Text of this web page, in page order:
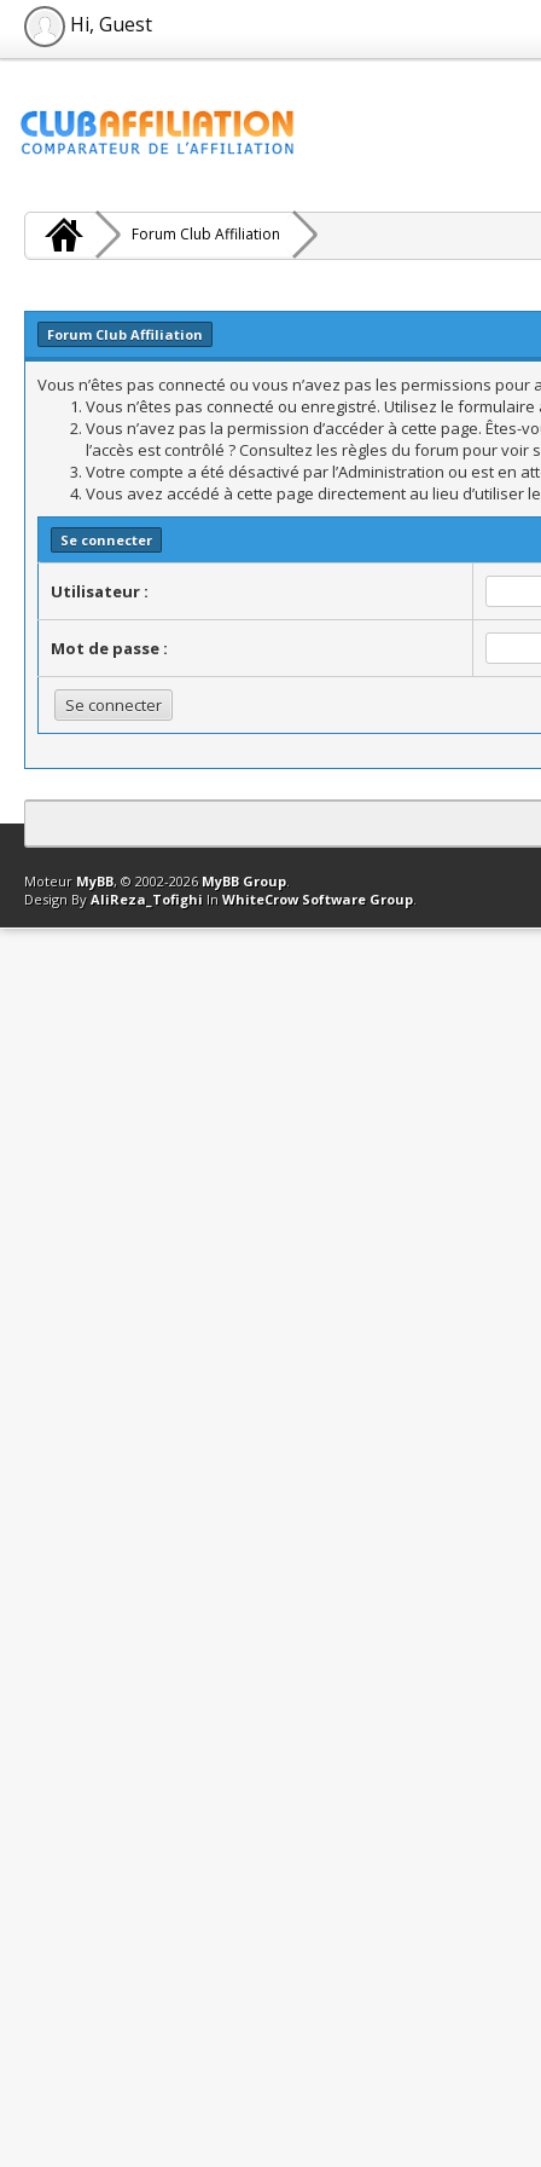
Hi, Guest
Forum Club Affiliation
Forum Club Affiliation
Vous n’êtes pas connecté ou vous n’avez pas les permissions
Vous n’êtes pas connecté ou enregistré. Utilisez le
Vous n’avez pas la permission d’accéder à cette page. Êtes-
l’accès est contrôlé ? Consultez les règles du forum pour
Votre compte a été désactivé par l’Administration ou est en
Vous avez accédé à cette page directement au lieu d’utiliser
Se connecter
Utilisateur :
Mot de passe :
Contact Club Affiliation Retourner en haut Version bas-débit
Moteur MyBB, © 2002-2026 MyBB Group.
Design By AliReza_Tofighi In WhiteCrow Software Group.